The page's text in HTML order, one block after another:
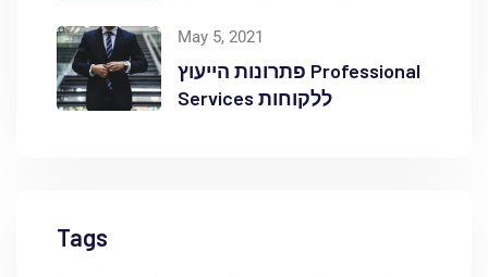
May 5, 2021
פתרונות הייעוץ Professional
Services ללקוחות
Tags